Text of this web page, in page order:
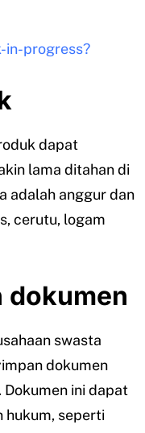
in-progress?
dapat
lama ditahan di
adalah anggur dan
cerutu, logam
dokumen
swasta
dokumen
ini dapat
hukum, seperti